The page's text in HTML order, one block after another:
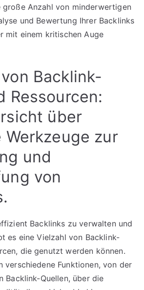
große Anzahl von minderwertigen
und Bewertung Ihrer Backlinks
mit einem kritischen Auge
Backlink-
Ressourcen:
über
zur
und
von
Backlinks zu verwalten und
es eine Vielzahl von Backlink-
die genutzt werden können.
verschiedene Funktionen, von der
Backlink-Quellen, über die